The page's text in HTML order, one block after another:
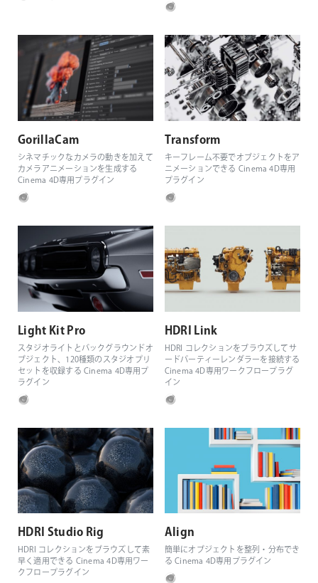
GorillaCam
シネマチックなカメラの動きを加えて
カメラアニメーションを生成する
Cinema 4D専用プラグイン
Transform
キーフレーム不要でオブジェクトをア
ニメーションできる Cinema 4D専用
プラグイン
Light Kit Pro
スタジオライトとバックグラウンドオ
ブジェクト、120種類のスタジオプリ
セットを収録する Cinema 4D専用プ
ラグイン
HDRI Link
HDRI コレクションをブラウズしてサ
ードパーティーレンダラーを接続する
Cinema 4D専用ワークフロープラグ
イン
HDRI Studio Rig
HDRI コレクションをブラウズして素
早く適用できる Cinema 4D専用ワー
クフロープラグイン
Align
簡単にオブジェクトを整列・分布でき
る Cinema 4D専用プラグイン